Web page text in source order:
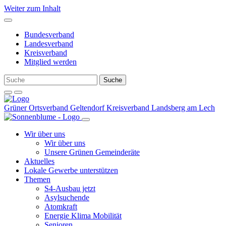
Weiter zum Inhalt
Bundesverband
Landesverband
Kreisverband
Mitglied werden
Grüner Ortsverband GeltendorfKreisverband Landsberg am Lech
Wir über uns
Wir über uns
Unsere Grünen Gemeinderäte
Aktuelles
Lokale Gewerbe unterstützen
Themen
S4-Ausbau jetzt
Asylsuchende
Atomkraft
Energie Klima Mobilität